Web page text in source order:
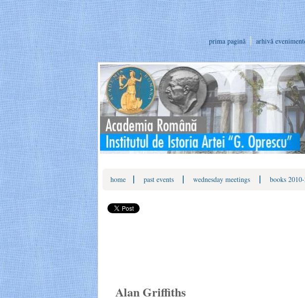
prima pagină arhivă
home | past events | wednesday meetings | books
Alan Griffiths